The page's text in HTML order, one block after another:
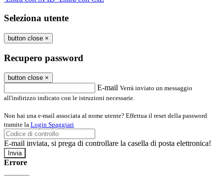
Seleziona utente
button close ×
Recupero password
button close ×
E-mail Verrà inviato un messaggio
all'indirizzo indicato con le istruzioni necessarie.
Non hai una e-mail associata al nome utente? Effettua il reset della password
tramite la Login Spaggiari
E-mail inviata, si prega di controllare la casella di posta elettronica!
Errore